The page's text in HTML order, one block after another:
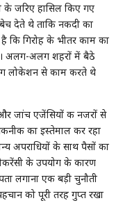
के जरिए हासिल किए गए
देते थे ताकि नकदी का
कि गिरोह के भीतर काम का
अलग-अलग शहरों में बैठे
लोकेशन से काम करते थे
जांच एजेंसियों की नजरों से
का इस्तेमाल कर रहा
अपराधियों के साथ पैसों का
के उपयोग के कारण
लगाना एक बड़ी चुनौती
को पूरी तरह गुप्त रखा